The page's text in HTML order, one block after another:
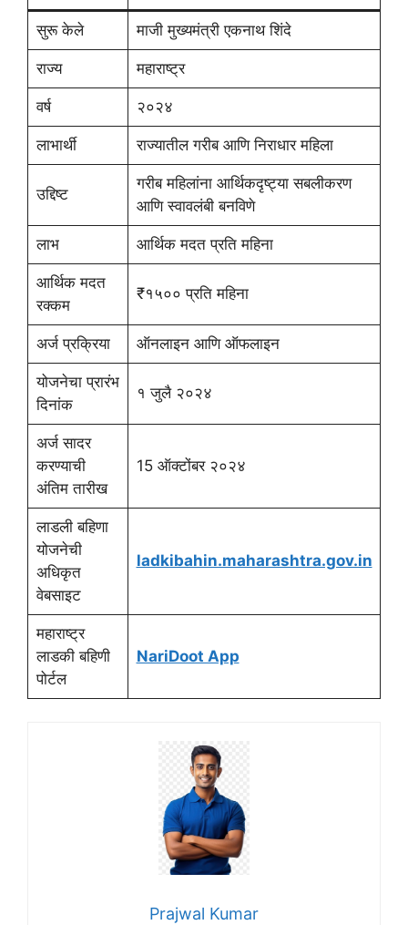
सुरू केले माजी मुख्यमंत्री एकनाथ शिंदे
राज्य महाराष्ट्र
वर्ष २०२४
लाभार्थी राज्यातील गरीब आणि निराधार महिला
उद्दिष्ट
गरीब महिलांना आर्थिकदृष्ट्या सबलीकरण
आणि स्वावलंबी बनविणे
लाभ आर्थिक मदत प्रति महिना
आर्थिक मदत
रक्कम
₹१५०० प्रति महिना
अर्ज प्रक्रिया ऑनलाइन आणि ऑफलाइन
योजनेचा प्रारंभ
दिनांक
१ जुलै २०२४
अर्ज सादर
करण्याची
अंतिम तारीख
15 ऑक्टोंबर २०२४
लाडली बहिणा
योजनेची
अधिकृत
वेबसाइट
ladkibahin.maharashtra.gov.in
महाराष्ट्र
लाडकी बहिणी
पोर्टल
NariDoot App
Prajwal Kumar